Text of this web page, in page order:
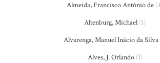
Almeida, Francisco António de
Altenburg, Michael (1)
Alvarenga, Manuel Inácio da Silva
Alves, J. Orlando(1)